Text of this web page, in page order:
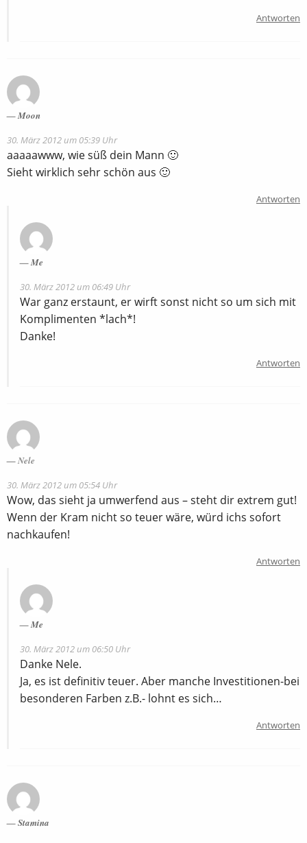
Antworten
Moon
30. März 2012 um 05:39 Uhr
aaaaawww, wie süß dein Mann 🙂
Sieht wirklich sehr schön aus 🙂
Antworten
Me
30. März 2012 um 06:49 Uhr
War ganz erstaunt, er wirft sonst nicht so um sich mit
Komplimenten *lach*!
Danke!
Antworten
Nele
30. März 2012 um 05:54 Uhr
Wow, das sieht ja umwerfend aus – steht dir extrem gut!
Wenn der Kram nicht so teuer wäre, würd ichs sofort
nachkaufen!
Antworten
Me
30. März 2012 um 06:50 Uhr
Danke Nele.
Ja, es ist definitiv teuer. Aber manche Investitionen-bei
besonderen Farben z.B.- lohnt es sich…
Antworten
Stamina